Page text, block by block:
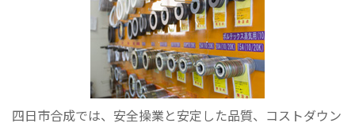
四日市合成では、安全操業と安定した品質、コストダウン